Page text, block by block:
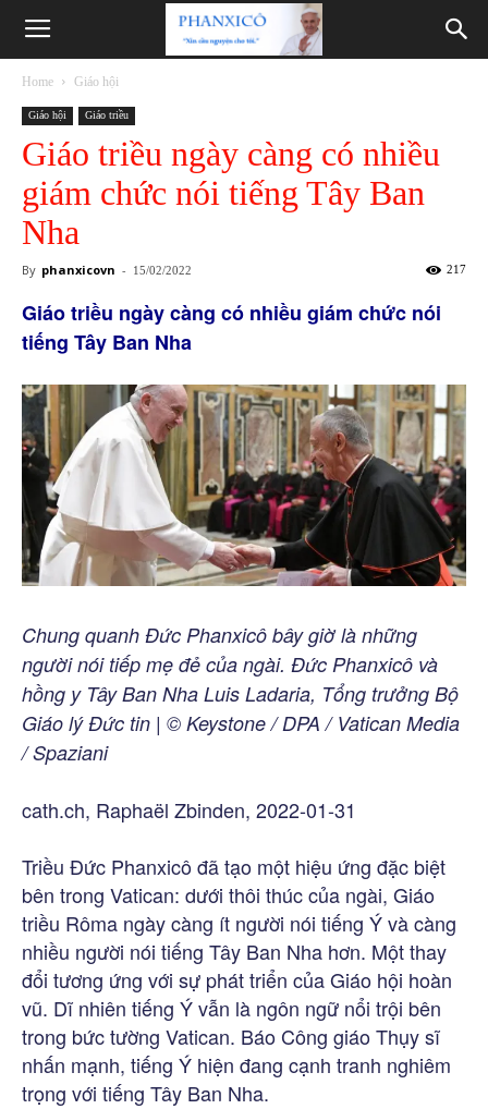
Phanxicô
Home Giáo hội
Giáo hội Giáo triều
Giáo triều ngày càng có nhiều
giám chức nói tiếng Tây Ban
Nha
By phanxicovn - 15/02/2022 217
Giáo triều ngày càng có nhiều giám chức nói
tiếng Tây Ban Nha
Chung quanh Đức Phanxicô bây giờ là những
người nói tiếp mẹ đẻ của ngài. Đức Phanxicô và
hồng y Tây Ban Nha Luis Ladaria, Tổng trưởng Bộ
Giáo lý Đức tin | © Keystone / DPA / Vatican Media
/ Spaziani
cath.ch, Raphaël Zbinden, 2022-01-31
Triều Đức Phanxicô đã tạo một hiệu ứng đặc biệt
bên trong Vatican: dưới thôi thúc của ngài, Giáo
triều Rôma ngày càng ít người nói tiếng Ý và càng
nhiều người nói tiếng Tây Ban Nha hơn. Một thay
đổi tương ứng với sự phát triển của Giáo hội hoàn
vũ. Dĩ nhiên tiếng Ý vẫn là ngôn ngữ nổi trội bên
trong bức tường Vatican. Báo Công giáo Thụy sĩ
nhấn mạnh, tiếng Ý hiện đang cạnh tranh nghiêm
trọng với tiếng Tây Ban Nha.